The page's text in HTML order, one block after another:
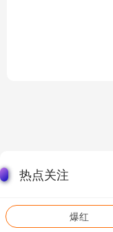
热点关注
爆红